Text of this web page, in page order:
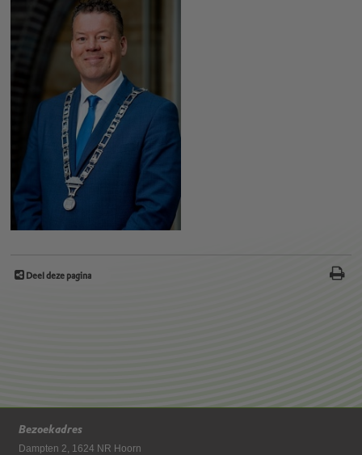
Deel deze pagina
Bezoekadres
Dampten 2, 1624 NR Hoorn